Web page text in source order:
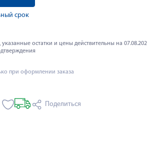
срок
остатки и цены действительны на
при оформлении заказа
Поделиться